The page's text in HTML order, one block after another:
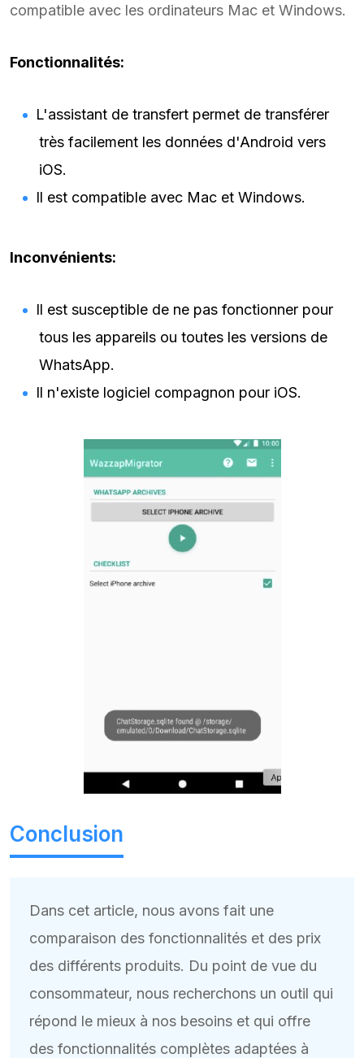
compatible avec les ordinateurs Mac et Windows.
Fonctionnalités:
L'assistant de transfert permet de transférer
très facilement les données d'Android vers
iOS.
Il est compatible avec Mac et Windows.
Inconvénients:
Il est susceptible de ne pas fonctionner pour
tous les appareils ou toutes les versions de
WhatsApp.
Il n'existe logiciel compagnon pour iOS.
Conclusion
Dans cet article, nous avons fait une
comparaison des fonctionnalités et des prix
des différents produits. Du point de vue du
consommateur, nous recherchons un outil qui
répond le mieux à nos besoins et qui offre
des fonctionnalités complètes adaptées à